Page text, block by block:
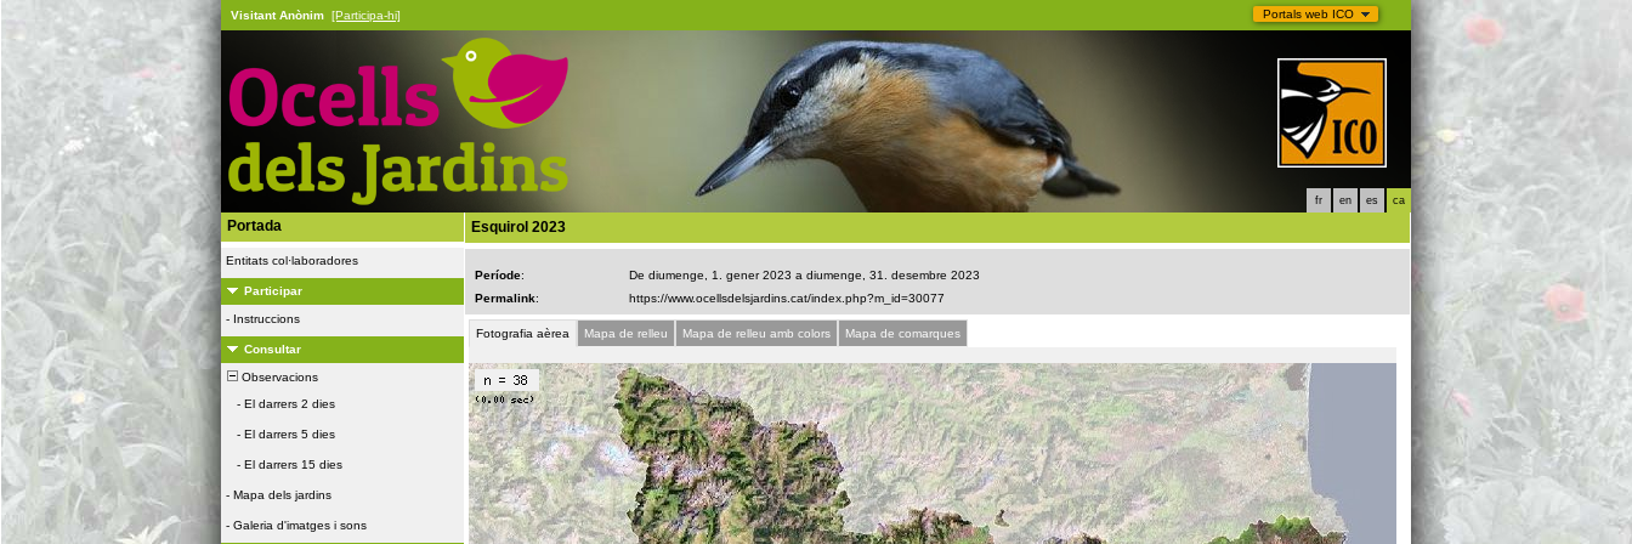
Portals web ICO
Visitant Anònim [Participa-hi]
fr en es ca
Portada
Entitats col·laboradores
Participar
- Instruccions
Consultar
Observacions
- El darrers 2 dies
- El darrers 5 dies
- El darrers 15 dies
- Mapa dels jardins
- Galeria d'imatges i sons
Esquirol 2023
Període:
De diumenge, 1. gener 2023 a diumenge, 31. desembre 2023
Permalink:
Fotografia aèrea Mapa de relleu Mapa de relleu amb colors Mapa de comarques